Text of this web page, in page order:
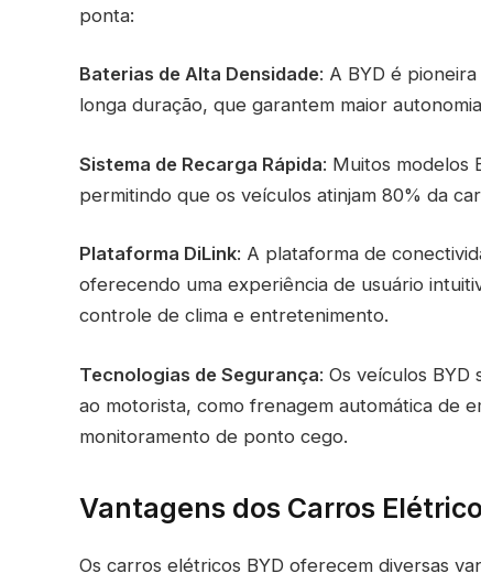
ponta:
Baterias de Alta Densidade: A BYD é
longa duração, que garantem maior
Sistema de Recarga Rápida: Muitos modelos
permitindo que os veículos atinjam 80% da
Plataforma DiLink: A plataforma de
oferecendo uma experiência de usuário
controle de clima e entretenimento.
Tecnologias de Segurança: Os veículos BYD
ao motorista, como frenagem automática de
monitoramento de ponto cego.
Vantagens dos Carros
Os carros elétricos BYD oferecem diversas